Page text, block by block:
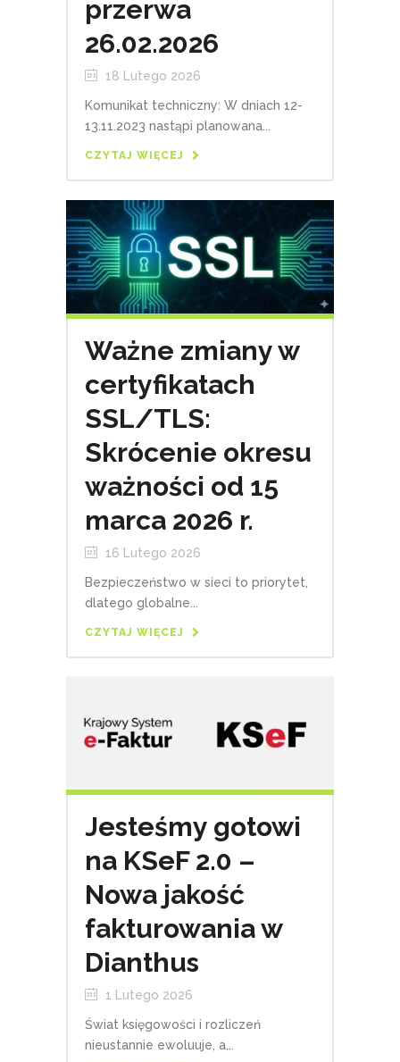
przerwa
26.02.2026
18 Lutego 2026
Komunikat techniczny: W dniach 12-
13.11.2023 nastąpi planowana...
CZYTAJ WIĘCEJ
Ważne zmiany w
certyfikatach
SSL/TLS:
Skrócenie okresu
ważności od 15
marca 2026 r.
16 Lutego 2026
Bezpieczeństwo w sieci to priorytet,
dlatego globalne...
CZYTAJ WIĘCEJ
Jesteśmy gotowi
na KSeF 2.0 –
Nowa jakość
fakturowania w
Dianthus
1 Lutego 2026
Świat księgowości i rozliczeń
nieustannie ewoluuje, a...